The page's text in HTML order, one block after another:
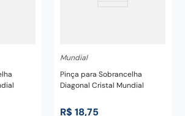
Mundial
Pinça para Sobrancelha
Diagonal Cristal Mundial
R$ 18,75